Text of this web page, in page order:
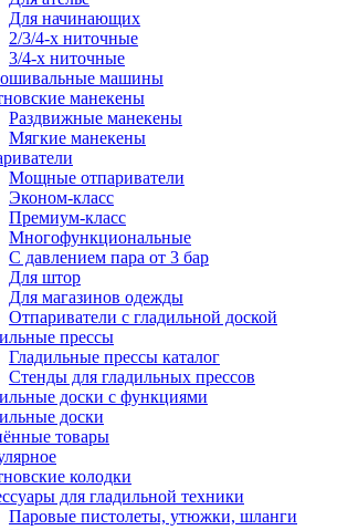
Для начинающих
2/3/4-х ниточные
3/4-х ниточные
машины
манекены
Раздвижные манекены
Мягкие манекены
Мощные отпариватели
Эконом-класс
Премиум-класс
Многофункциональные
С давлением пара от 3 бар
Для штор
Для магазинов одежды
Отпариватели с гладильной доской
прессы
Гладильные прессы каталог
Стенды для гладильных прессов
доски с функциями
доски
товары
колодки
для гладильной техники
Паровые пистолеты, утюжки, шланги